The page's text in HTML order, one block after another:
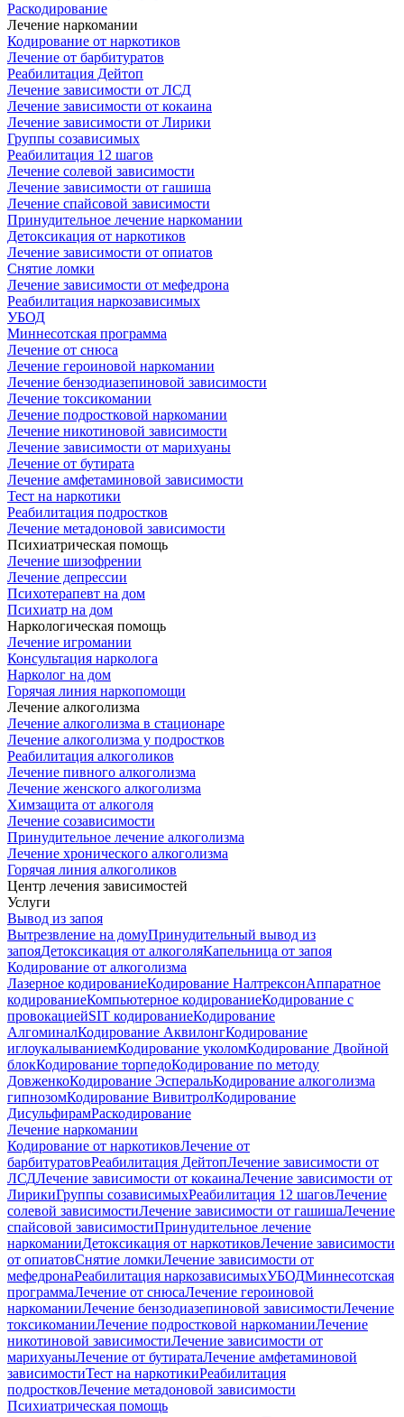
Раскодирование
Лечение наркомании
Кодирование от наркотиков
Лечение от барбитуратов
Реабилитация Дейтоп
Лечение зависимости от ЛСД
Лечение зависимости от кокаина
Лечение зависимости от Лирики
Группы созависимых
Реабилитация 12 шагов
Лечение солевой зависимости
Лечение зависимости от гашиша
Лечение спайсовой зависимости
Принудительное лечение наркомании
Детоксикация от наркотиков
Лечение зависимости от опиатов
Снятие ломки
Лечение зависимости от мефедрона
Реабилитация наркозависимых
УБОД
Миннесотская программа
Лечение от снюса
Лечение героиновой наркомании
Лечение бензодиазепиновой зависимости
Лечение токсикомании
Лечение подростковой наркомании
Лечение никотиновой зависимости
Лечение зависимости от марихуаны
Лечение от бутирата
Лечение амфетаминовой зависимости
Тест на наркотики
Реабилитация подростков
Лечение метадоновой зависимости
Психиатрическая помощь
Лечение шизофрении
Лечение депрессии
Психотерапевт на дом
Психиатр на дом
Наркологическая помощь
Лечение игромании
Консультация нарколога
Нарколог на дом
Горячая линия наркопомощи
Лечение алкоголизма
Лечение алкоголизма в стационаре
Лечение алкоголизма у подростков
Реабилитация алкоголиков
Лечение пивного алкоголизма
Лечение женского алкоголизма
Химзащита от алкоголя
Лечение созависимости
Принудительное лечение алкоголизма
Лечение хронического алкоголизма
Горячая линия алкоголиков
Центр лечения зависимостей
Услуги
Вывод из запоя
Вытрезвление на домуПринудительный вывод из
запояДетоксикация от алкоголяКапельница от запоя
Кодирование от алкоголизма
Лазерное кодированиеКодирование НалтрексонАппаратное
кодированиеКомпьютерное кодированиеКодирование с
провокациейSIT кодированиеКодирование
АлгоминалКодирование АквилонгКодирование
иглоукалываниемКодирование уколомКодирование Двойной
блокКодирование торпедоКодирование по методу
ДовженкоКодирование ЭсперальКодирование алкоголизма
гипнозомКодирование ВивитролКодирование
ДисульфирамРаскодирование
Лечение наркомании
Кодирование от наркотиковЛечение от
барбитуратовРеабилитация ДейтопЛечение зависимости от
ЛСДЛечение зависимости от кокаинаЛечение зависимости от
ЛирикиГруппы созависимыхРеабилитация 12 шаговЛечение
солевой зависимостиЛечение зависимости от гашишаЛечение
спайсовой зависимостиПринудительное лечение
наркоманииДетоксикация от наркотиковЛечение зависимости
от опиатовСнятие ломкиЛечение зависимости от
мефедронаРеабилитация наркозависимыхУБОДМиннесотская
программаЛечение от снюсаЛечение героиновой
наркоманииЛечение бензодиазепиновой зависимостиЛечение
токсикоманииЛечение подростковой наркоманииЛечение
никотиновой зависимостиЛечение зависимости от
марихуаныЛечение от бутиратаЛечение амфетаминовой
зависимостиТест на наркотикиРеабилитация
подростковЛечение метадоновой зависимости
Психиатрическая помощь